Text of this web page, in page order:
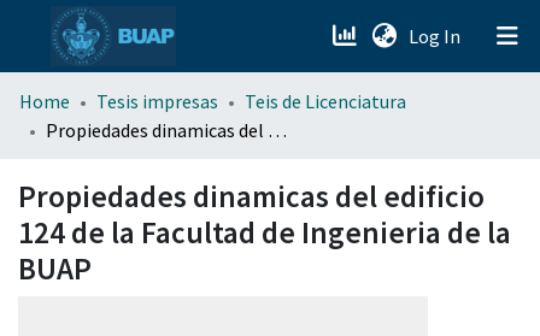
Log In (current)
menu.section.about_menu
Home Tesis impresas
Teis de Licenciatura
Propiedades dinamicas del edificio 124 de la Facultad de Ingenieria de la BUAP
Propiedades dinamicas del edificio
124 de la Facultad de Ingenieria de la
BUAP